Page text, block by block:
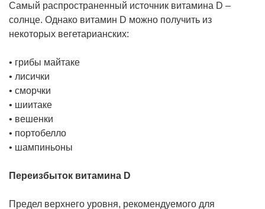
Самый распространенный источник витамина D –
солнце. Однако витамин D можно получить из
некоторых вегетарианских:
• грибы майтаке
• лисички
• сморчки
• шиитаке
• вешенки
• портобелло
• шампиньоны
Переизбыток витамина D
Предел верхнего уровня, рекомендуемого для